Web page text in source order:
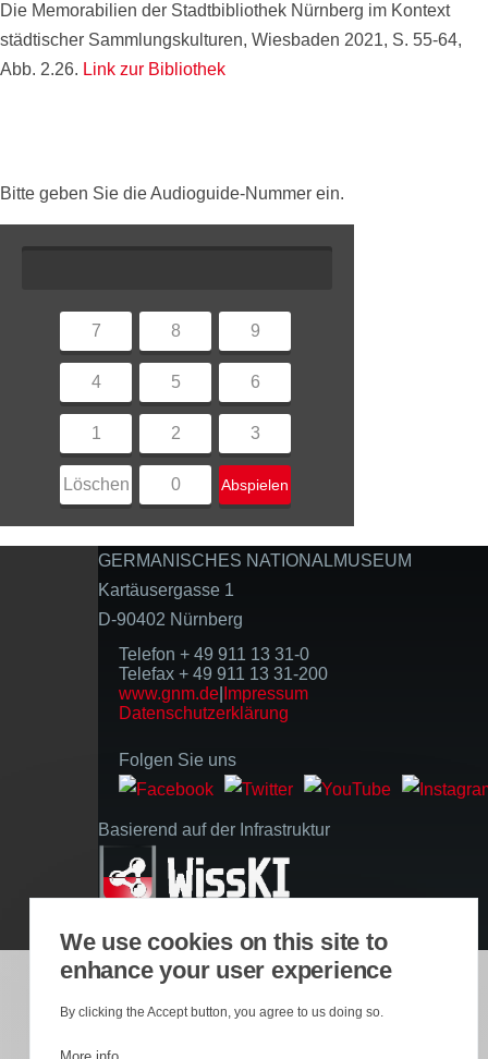
Die Memorabilien der Stadtbibliothek Nürnberg im Kontext
städtischer Sammlungskulturen, Wiesbaden 2021, S. 55-64,
Abb. 2.26. Link zur Bibliothek
Bitte geben Sie die Audioguide-Nummer ein.
7 8 9
4 5 6
1 2 3
Löschen 0 Abspielen
GERMANISCHES NATIONALMUSEUM
Kartäusergasse 1
D-90402 Nürnberg
Telefon + 49 911 13 31-0
Telefax + 49 911 13 31-200
www.gnm.de Impressum
Datenschutzerklärung
Folgen Sie uns
Basierend auf der Infrastruktur
We use cookies on this site to
enhance your user experience
By clicking the Accept button, you agree to us doing so.